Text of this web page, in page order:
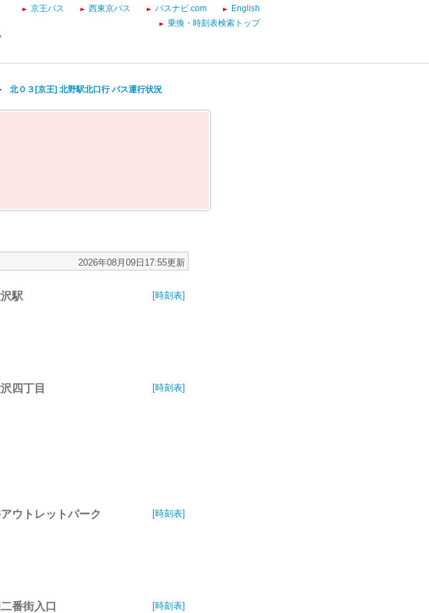
京王バス 西東京バス バスナビ.com
English
乗換・時刻表検索トップ
北０３[京王] 北野駅北口行 バス運行状況
2026年08月09日17:55更新
駅 [時刻表]
四丁目 [時刻表]
ウトレットパーク [時刻表]
番街入口 [時刻表]